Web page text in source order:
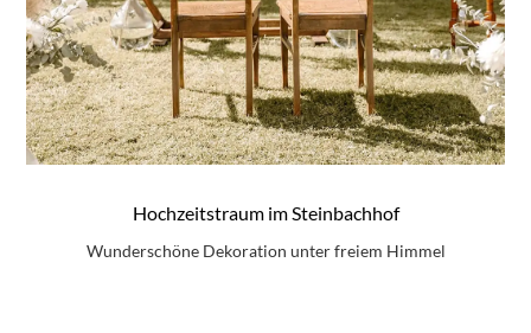
Hochzeitstraum im Steinbachhof
Wunderschöne Dekoration unter freiem Himmel